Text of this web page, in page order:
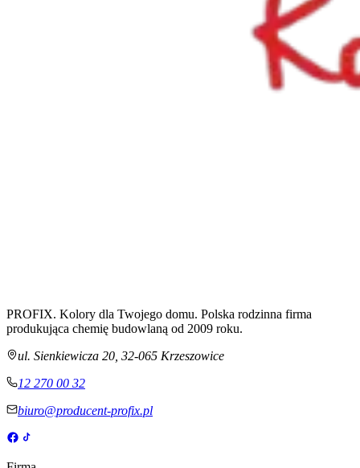
PROFIX. Kolory dla Twojego domu. Polska rodzinna firma
produkująca chemię budowlaną od 2009 roku.
ul. Sienkiewicza 20 32-065 Krzeszowice
12 270 00 32
biuro@producent-profix.pl